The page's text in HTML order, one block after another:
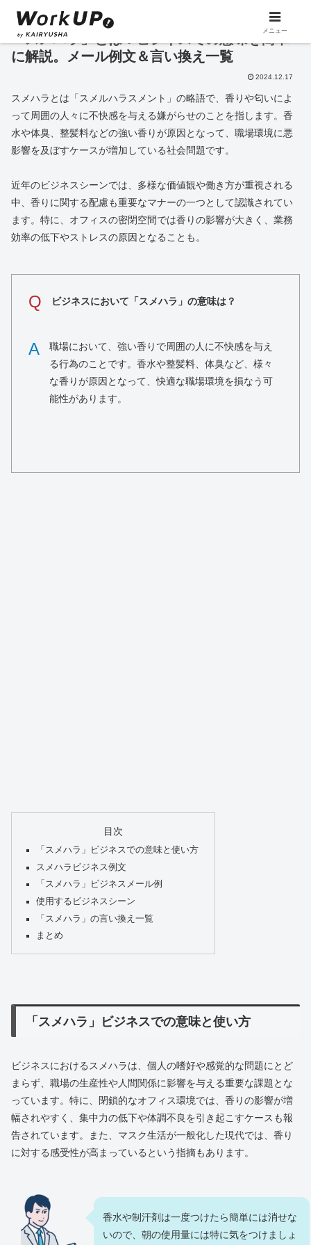
「スメハラ」とは？ビジネスでの意味を簡単
に解説。メール例文＆言い換え一覧
2024.12.17
スメハラとは「スメルハラスメント」の略語で、香りや匂いによ
って周囲の人々に不快感を与える嫌がらせのことを指します。香
水や体臭、整髪料などの強い香りが原因となって、職場環境に悪
影響を及ぼすケースが増加している社会問題です。
近年のビジネスシーンでは、多様な価値観や働き方が重視される
中、香りに関する配慮も重要なマナーの一つとして認識されてい
ます。特に、オフィスの密閉空間では香りの影響が大きく、業務
効率の低下やストレスの原因となることも。
Q ビジネスにおいて「スメハラ」の意味は？
A
職場において、強い香りで周囲の人に不快感を与え
る行為のことです。香水や整髪料、体臭など、様々
な香りが原因となって、快適な職場環境を損なう可
能性があります。
目次
「スメハラ」ビジネスでの意味と使い方
スメハラビジネス例文
「スメハラ」ビジネスメール例
使用するビジネスシーン
「スメハラ」の言い換え一覧
まとめ
「スメハラ」ビジネスでの意味と使い方
ビジネスにおけるスメハラは、個人の嗜好や感覚的な問題にとど
まらず、職場の生産性や人間関係に影響を与える重要な課題とな
っています。特に、閉鎖的なオフィス環境では、香りの影響が増
幅されやすく、集中力の低下や体調不良を引き起こすケースも報
告されています。また、マスク生活が一般化した現代では、香り
に対する感受性が高まっているという指摘もあります。
香水や制汗剤は一度つけたら簡単には消せな
いので、朝の使用量には特に気をつけましょ
メニュー